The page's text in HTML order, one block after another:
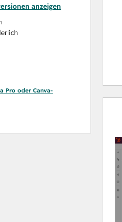
anzeigen
Pro oder Canva-